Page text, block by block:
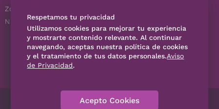
Zoociales
Nuevos Queretanos
Consultas
SÍGUENOS
Contáctanos Código de Ética
Respetamos tu privacidad
Utilizamos cookies para mejorar tu experiencia
y mostrarte contenido relevante. Al continuar
navegando, aceptas nuestra política de cookies
y el tratamiento de tus datos personales.Aviso
de Privacidad.
Acepto Cookies